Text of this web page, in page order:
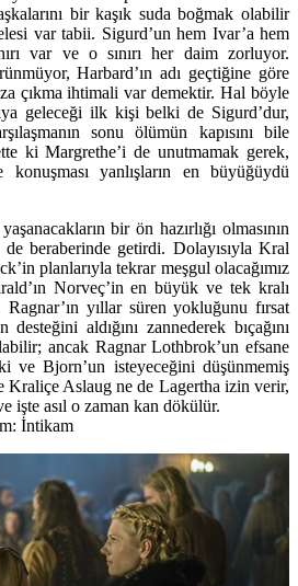
bir kaşık suda boğmak olabilir
var tabii. Sigurd’un hem Ivar’a hem
var ve o sınırı her daim zorluyor.
Harbard’ın adı geçtiğine göre
çıkma ihtimali var demektir. Hal böyle
geleceği ilk kişi belki de Sigurd’dur,
sonu ölümün kapısını bile
ki Margrethe’i de unutmamak gerek,
yanlışların en büyüğüydü
bir ön hazırlığı olmasının
beraberinde getirdi. Dolayısıyla Kral
planlarıyla tekrar meşgul olacağımız
Norveç’in en büyük ve tek kralı
yıllar süren yokluğunu fırsat
aldığını zannederek bıçağını
ancak Ragnar Lothbrok’un efsane
ve Bjorn’un isteyeceğini düşünmemiş
Kraliçe Aslaug ne de Lagertha izin verir,
işte asıl o zaman kan dökülür.
İntikam